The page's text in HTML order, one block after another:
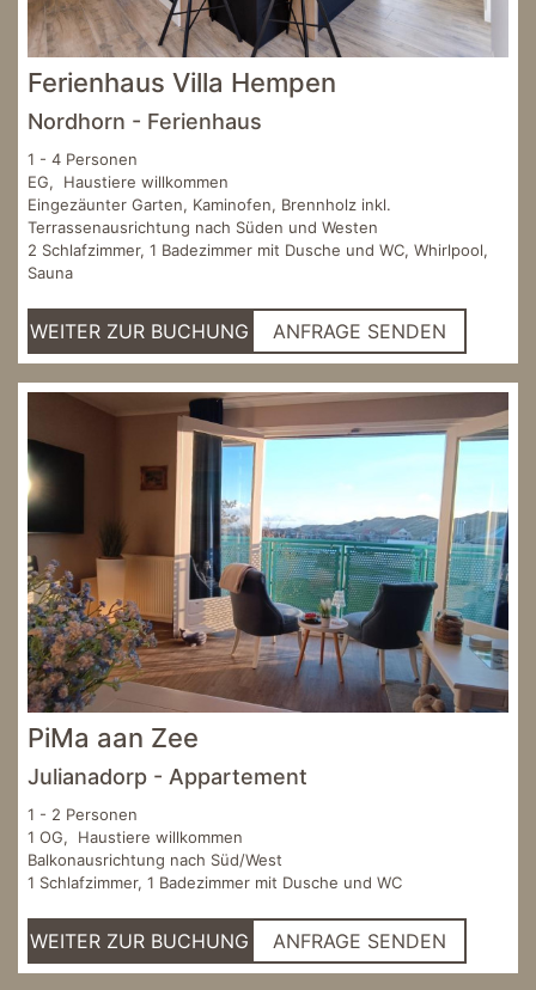
Ferienhaus Villa Hempen
Nordhorn - Ferienhaus
1 - 4 Personen
EG, Haustiere willkommen
Eingezäunter Garten, Kaminofen, Brennholz inkl.
Terrassenausrichtung nach Süden und Westen
2 Schlafzimmer, 1 Badezimmer mit Dusche und WC, Whirlpool,
Sauna
WEITER ZUR BUCHUNG ANFRAGE SENDEN
PiMa aan Zee
Julianadorp - Appartement
1 - 2 Personen
1 OG, Haustiere willkommen
Balkonausrichtung nach Süd/West
1 Schlafzimmer, 1 Badezimmer mit Dusche und WC
WEITER ZUR BUCHUNG ANFRAGE SENDEN